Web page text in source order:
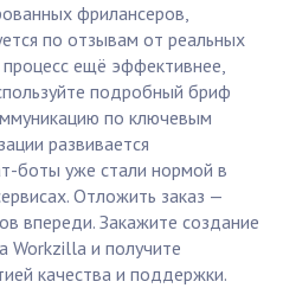
фрилансеров,
по отзывам от реальных
ещё эффективнее,
подробный бриф
по ключевым
развивается
боты уже стали нормой в
Отложить заказ —
впереди. Закажите создание
Workzilla и получите
качества и поддержки.